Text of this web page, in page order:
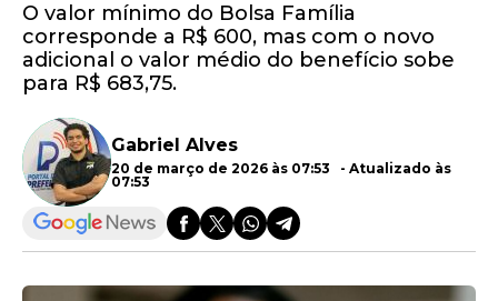
O valor mínimo do Bolsa Família
corresponde a R$ 600, mas com o novo
adicional o valor médio do benefício sobe
para R$ 683,75.
Gabriel Alves
20 de março de 2026 às 07:53 - Atualizado às
07:53